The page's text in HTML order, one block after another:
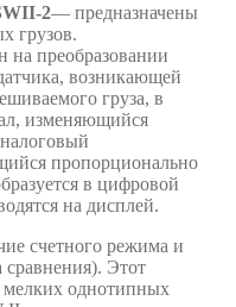
2— предназначены
грузов.
на преобразовании
возникающей
груза, в
изменяющийся
пропорционально
в цифровой
на дисплей.
счетного режима и
Этот
мелких однотипных